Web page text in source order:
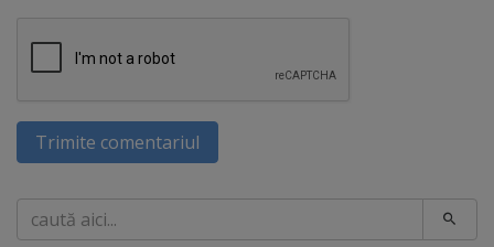
Trimite comentariul
Caută